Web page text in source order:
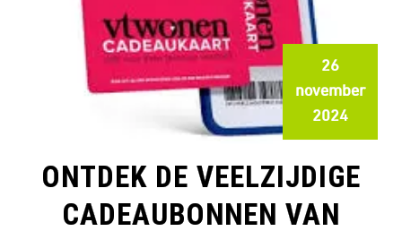
26
november
2024
ONTDEK DE VEELZIJDIGE
CADEAUBONNEN VAN